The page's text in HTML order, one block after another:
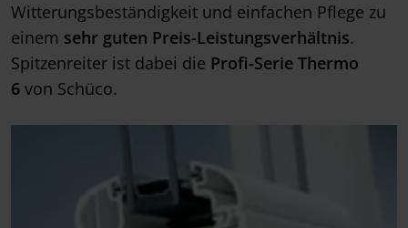
Witterungsbeständigkeit und einfachen Pflege zu
einem sehr guten Preis-Leistungsverhältnis.
Spitzenreiter ist dabei die Profi-Serie Thermo
6 von Schüco.